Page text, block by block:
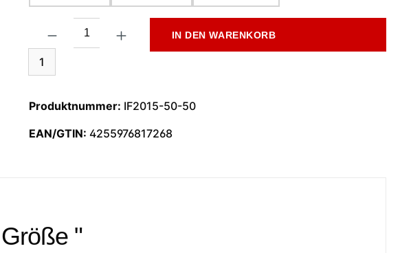
1
IN DEN WARENKORB
Produktnummer: IF2015-50-50
EAN/GTIN: 4255976817268
"